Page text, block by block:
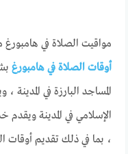
مواقيت الصلاة في
أوقات الصلاة في هامبورغ
المساجد البارزة في المدينة
الإسلامي في المدينة ويقدم
، بما في ذلك تقديم